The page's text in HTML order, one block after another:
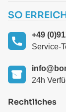
SO
+49
Service-
24h
Rechtliches